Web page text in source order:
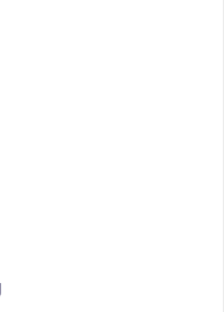
Aorus
Getac
Epson
Philips
LG